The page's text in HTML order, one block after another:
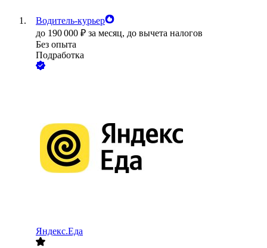
Водитель-курьер
до 190 000 ₽ за месяц, до вычета налогов
Без опыта
Подработка
Яндекс.Еда